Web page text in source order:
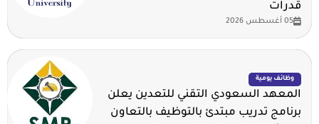
قدرات
05 أغسطس 2026
وظائف يومية
المعهد السعودي التقني للتعدين يعلن
برنامج تدريب مبتدئ بالتوظيف بالتعاون